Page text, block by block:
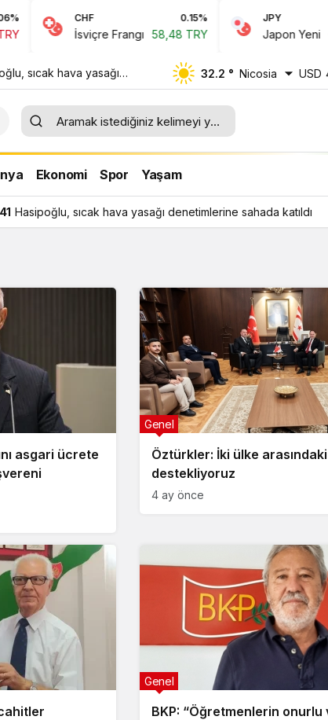
CHF 0.15%
İsviçre Frangı 58,48 TRY
JPY
Japon Yeni
sıcak hava yasağı
sahada katıldı
32.2 ° Nicosia USD
Ekonomi Spor Yaşam
Hasipoğlu, sıcak hava yasağı denetimlerine sahada katıldı
asgari ücrete
Öztürkler: İki ülke
destekliyoruz
Genel
4 ay önce
BKP: “Öğretmenlerin onurlu
Genel